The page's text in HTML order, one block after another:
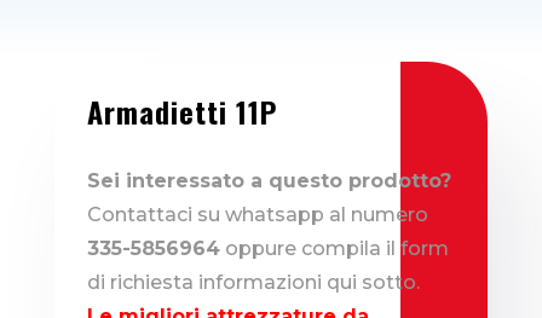
Armadietti 11P
Sei interessato a questo prodotto?
Contattaci su whatsapp al numero
335-5856964 oppure compila il form
di richiesta informazioni qui sotto.